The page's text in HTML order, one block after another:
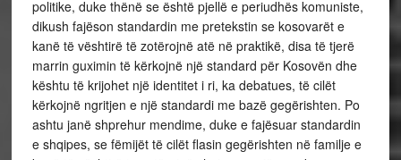
politike, duke thënë se është pjellë e periudhës komuniste,
dikush fajëson standardin me pretekstin se kosovarët e
kanë të vështirë të zotërojnë atë në praktikë, disa të tjerë
marrin guximin të kërkojnë një standard për Kosovën dhe
kështu të krijohet një identitet i ri, ka debatues, të cilët
kërkojnë ngritjen e një standardi me bazë gegërishten. Po
ashtu janë shprehur mendime, duke e fajësuar standardin
e shqipes, se fëmijët të cilët flasin gegërishten në familje e